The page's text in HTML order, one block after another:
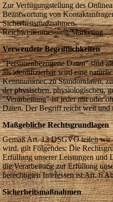
Zur Verfügungstellung des
Beantwortung von
Sicherheitsmaßnahmen.
Reichweitenmessung/Marketing
Verwendete Begrifflichkeiten
"Personenbezogene Daten" sind
als identifizierbar wird eine
Kennnummer, zu Standortdaten,
der physischen, physiologischen,
"Verarbeitung" ist jeder mit oder
Daten. Der Begriff reicht weit und
Maßgebliche Rechtsgrundlagen
Gemäß Art. 13 DSGVO teilen wir
wird, gilt Folgendes: Die
Erfüllung unserer Leistungen und
die Verarbeitung zur Erfüllung
berechtigten Interessen ist Art. 6
Sicherheitsmaßnahmen